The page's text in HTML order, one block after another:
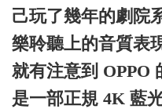
己玩了幾年的劇院
樂聆聽上的音質表
就有注意到 OPPO
是一部正規 4K 藍